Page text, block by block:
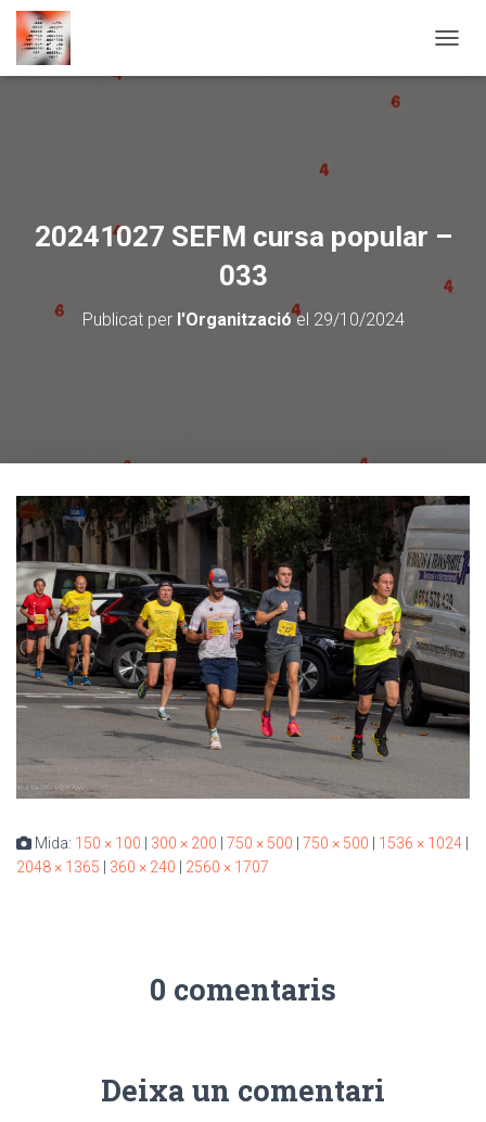
20241027 SEFM cursa popular –
033
Publicat per l'Organitzacióel 29/10/2024
Mida: 150 × 100 300 × 200 750 × 500 750 × 500 1536 × 1024
2048 × 1365
360 × 240 2560 × 1707
0 comentaris
Deixa un comentari